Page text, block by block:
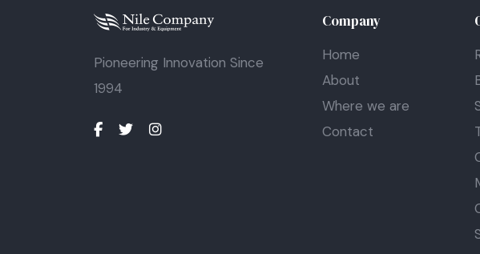
Pioneering Innovation Since
1994
Company
Home
About
Where we are
Contact